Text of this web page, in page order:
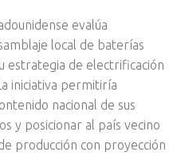
evalúa
local de baterías
estrategia de electrificación
iniciativa permitiría
nacional de sus
y posicionar al país vecino
producción con proyección